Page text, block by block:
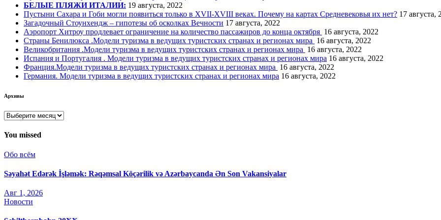
БЕЛЫЕ ПЛЯЖИ ИТАЛИИ: 19 августа, 2022
Пустыни Сахара и Гоби могли появиться только в XVII-XVIII веках. Почему на картах Средневековья их нет? 17 августа,
Загадочный Стоунхендж – гипотезы об осколках Вечности 17 августа, 2022
Аэропорт Хитроу продлевает ограничение на количество пассажиров до конца октября 16 августа, 2022
Страны Бенилюкса .Модели туризма в ведущих туристских странах и регионах мира 16 августа, 2022
Великобритания .Модели туризма в ведущих туристских странах и регионах мира 16 августа, 2022
Испания и Португалия . Модели туризма в ведущих туристских странах и регионах мира 16 августа, 2022
Франция.Модели туризма в ведущих туристских странах и регионах мира 16 августа, 2022
Германия. Модели туризма в ведущих туристских странах и регионах мира 16 августа, 2022
Архивы
Архивы
You missed
Обо всём
Səyahət Edərək İşləmək: Rəqəmsal Köçərilik və Azərbaycanda Ən Son Vakansiyalar
Авг 1, 2026
Новости